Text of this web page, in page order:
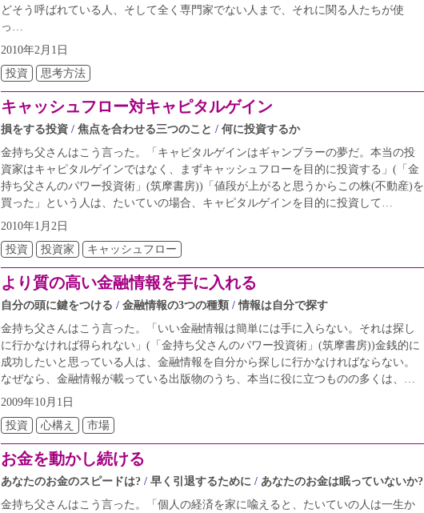
どそう呼ばれている人、そして全く専門家でない人まで、それに関る人たちが使
っ…
2010年2月1日
投資
思考方法
キャッシュフロー対キャピタルゲイン
損をする投資 焦点を合わせる三つのこと
何に投資するか
金持ち父さんはこう言った。「キャピタルゲインはギャンブラーの夢だ。本当の投
資家はキャピタルゲインではなく、まずキャッシュフローを目的に投資する」(「金
持ち父さんのパワー投資術」(筑摩書房))「値段が上がると思うからこの株(不動産)を
買った」という人は、たいていの場合、キャピタルゲインを目的に投資して…
2010年1月2日
投資
投資家 キャッシュフロー
より質の高い金融情報を手に入れる
自分の頭に鍵をつける 金融情報の3つの種類
情報は自分で探す
金持ち父さんはこう言った。「いい金融情報は簡単には手に入らない。それは探し
に行かなければ得られない」(「金持ち父さんのパワー投資術」(筑摩書房))金銭的に
成功したいと思っている人は、金融情報を自分から探しに行かなければならない。
なぜなら、金融情報が載っている出版物のうち、本当に役に立つものの多くは、…
2009年10月1日
投資
心構え 市場
お金を動かし続ける
あなたのお金のスピードは? 早く引退するために
あなたのお金は眠っていないか?
金持ち父さんはこう言った。「個人の経済を家に喩えると、たいていの人は一生か